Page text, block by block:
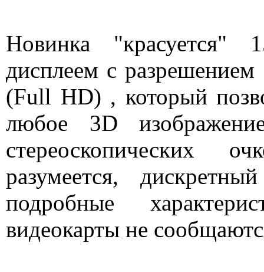
Новинка "красуется"
дисплеем с
(Full HD) , который
любое 3D
стереоскопических
разумеется,
подробные
видеокарты не